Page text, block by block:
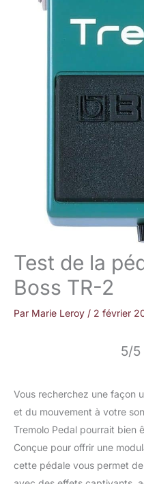
Test de la
Boss TR-2
Par Marie Leroy / 2 février
5/5
Vous recherchez une façon
et du mouvement à votre
Tremolo Pedal pourrait bien
Conçue pour offrir une
cette pédale vous permet